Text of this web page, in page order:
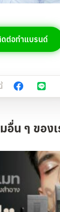
ต่อทำแบรนด์
อื่น ๆ ของเ